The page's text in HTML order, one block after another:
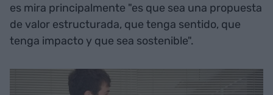
es mira principalmente "es que sea una propuesta
de valor estructurada, que tenga sentido, que
tenga impacto y que sea sostenible".